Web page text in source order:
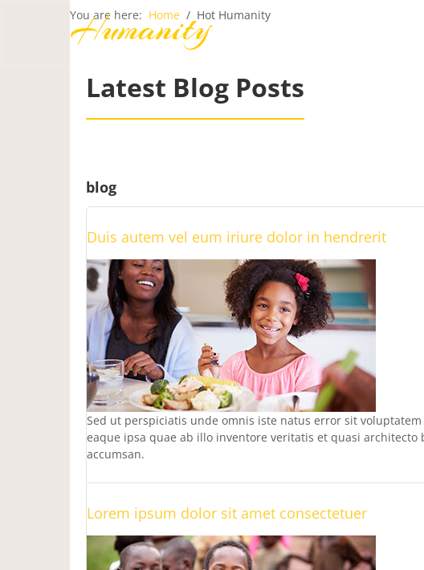
Humanity
You are here: Home Hot Humanity
Latest Blog Posts
blog
Duis autem vel eum iriure dolor in hendrerit
Sed ut perspiciatis unde omnis iste natus error sit
eaque ipsa quae ab illo inventore veritatis et quasi
accumsan.
Lorem ipsum dolor sit amet consectetuer